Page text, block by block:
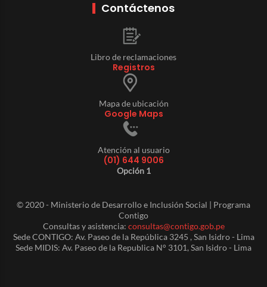
Contáctenos
Libro de reclamaciones
Registros
Mapa de ubicación
Google Maps
Atención al usuario
(01) 644 9006
Opción 1
© 2020 - Ministerio de Desarrollo e Inclusión Social | Programa
Contigo
Consultas y asistencia: consultas@contigo.gob.pe
Sede CONTIGO: Av. Paseo de la República 3245 , San Isidro - Lima
Sede MIDIS: Av. Paseo de la Republica N° 3101, San Isidro - Lima